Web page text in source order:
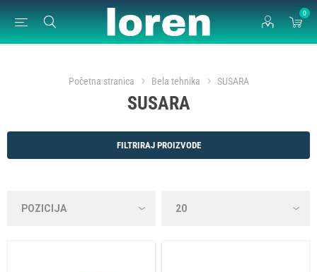
0
Početna stranica Bela tehnika SUSARA
SUSARA
FILTRIRAJ PROIZVODE